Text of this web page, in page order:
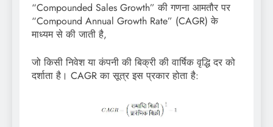
“Compounded Sales Growth” की गणना आमतौर पर
“Compound Annual Growth Rate” (CAGR) के
माध्यम से की जाती है,
जो किसी निवेश या कंपनी की बिक्री की वार्षिक वृद्धि दर को
दर्शाता है। CAGR का सूत्र इस प्रकार होता है: